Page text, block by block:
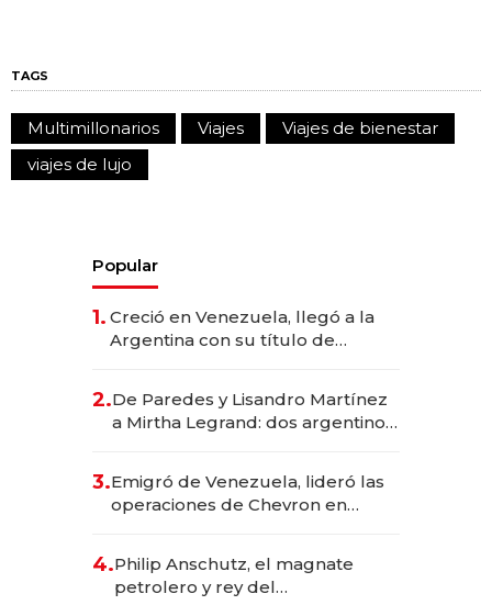
TAGS
Multimillonarios Viajes
Viajes de bienestar
viajes de lujo
Popular
1. Creció en Venezuela, llegó a la
Argentina con su título de
las marcas "fast premium"
2.De Paredes y Lisandro Martínez
a Mirtha Legrand: dos argentinos
3.Emigró de Venezuela, lideró las
operaciones de Chevron en
4.Philip Anschutz, el magnate
petrolero y rey del